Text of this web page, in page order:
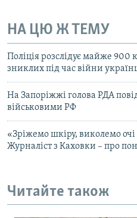
НА ЦЮ Ж ТЕМУ
Поліція розслідує майже
зниклих під час війни
На Запоріжжі голова РДА
військовими РФ
«Зріжемо шкіру, виколемо очі
Журналіст з Каховки – про
Читайте також